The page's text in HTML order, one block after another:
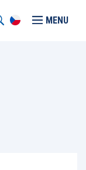
MENU